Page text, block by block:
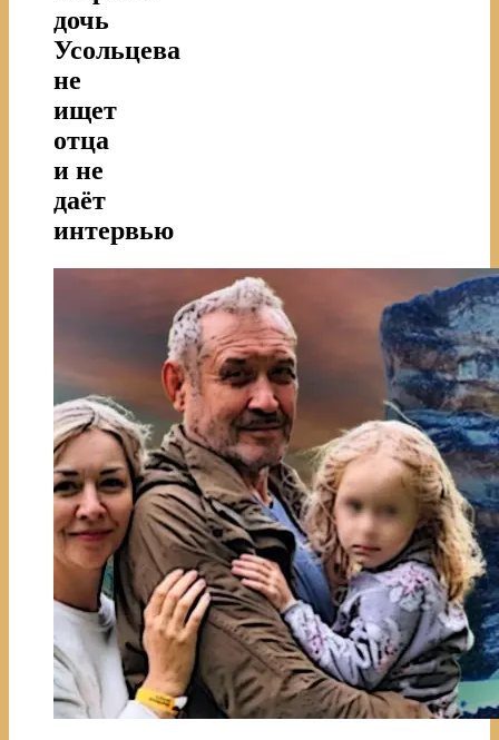
дочь
Усольцева
не
ищет
отца
и не
даёт
интервью